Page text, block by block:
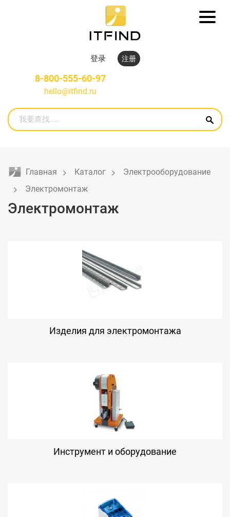
登录 注册
8-800-555-60-97
hello@itfind.ru
Главная Каталог
Электрооборудование
Электромонтаж
Электромонтаж
Изделия для электромонтажа
Инструмент и оборудование